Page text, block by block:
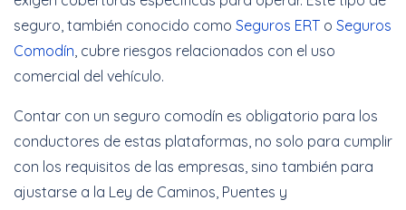
Meses Sin Intereses
Cotizar Ahora
seguro, también conocido como Seguros ERT o Seguros
Comodín, cubre riesgos relacionados con el uso
comercial del vehículo.
Contar con un seguro comodín es obligatorio para los
conductores de estas plataformas, no solo para cumplir
con los requisitos de las empresas, sino también para
ajustarse a la Ley de Caminos, Puentes y